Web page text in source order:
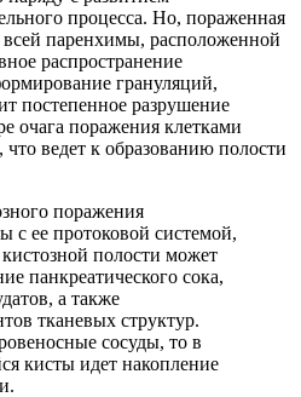
процесса. Но, пораженная
всей паренхимы, расположенной
распространение
грануляций,
постепенное разрушение
очага поражения клетками
ведет к образованию полости
поражения
с ее протоковой системой,
полости может
панкреатического сока,
а также
тканевых структур.
сосуды, то в
кисты идет накопление